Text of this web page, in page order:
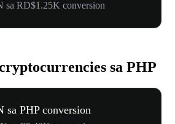
sa RD$1.25K conversion
sa PHP
sa PHP conversion